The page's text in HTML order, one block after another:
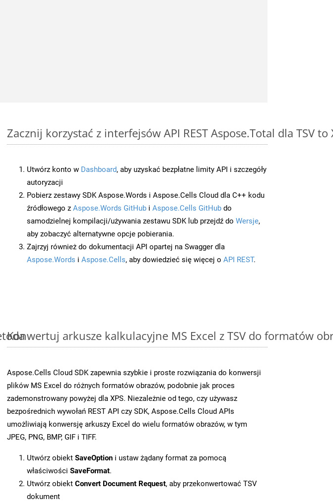
Zacznij korzystać z interfejsów API REST Aspose.Total dla TSV to
Utwórz konto w Dashboard, aby uzyskać bezpłatne limity API i szczegóły
autoryzacji
Pobierz zestawy SDK Aspose.Words i Aspose.Cells Cloud dla C++ kodu
źródłowego z Aspose.Words GitHub i Aspose.Cells GitHub do
samodzielnej kompilacji/używania zestawu SDK lub przejdź do Wersje,
aby zobaczyć alternatywne opcje pobierania.
Zajrzyj również do dokumentacji API opartej na Swagger dla
Aspose.Words i Aspose.Cells, aby dowiedzieć się więcej o API REST.
Konwertuj arkusze kalkulacyjne MS Excel z TSV do formatów
Aspose.Cells Cloud SDK zapewnia szybkie i proste rozwiązania do konwersji
plików MS Excel do różnych formatów obrazów, podobnie jak proces
zademonstrowany powyżej dla XPS. Niezależnie od tego, czy używasz
bezpośrednich wywołań REST API czy SDK, Aspose.Cells Cloud APIs
umożliwiają konwersję arkuszy Excel do wielu formatów obrazów, w tym
JPEG, PNG, BMP, GIF i TIFF.
Utwórz obiekt SaveOption i ustaw żądany format za pomocą
właściwości SaveFormat.
Utwórz obiekt Convert Document Request, aby przekonwertować TSV
dokument